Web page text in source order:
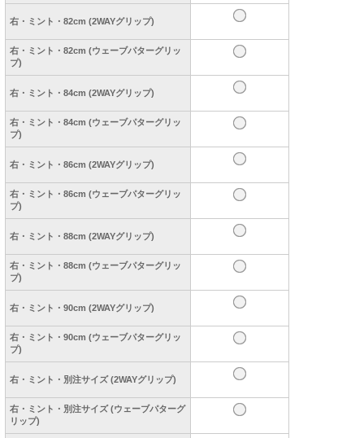
右・ミント・82cm (2WAYグリップ)
右・ミント・82cm (ウェーブパターグリッ
プ)
右・ミント・84cm (2WAYグリップ)
右・ミント・84cm (ウェーブパターグリッ
プ)
右・ミント・86cm (2WAYグリップ)
右・ミント・86cm (ウェーブパターグリッ
プ)
右・ミント・88cm (2WAYグリップ)
右・ミント・88cm (ウェーブパターグリッ
プ)
右・ミント・90cm (2WAYグリップ)
右・ミント・90cm (ウェーブパターグリッ
プ)
右・ミント・別注サイズ (2WAYグリップ)
右・ミント・別注サイズ (ウェーブパターグ
リップ)